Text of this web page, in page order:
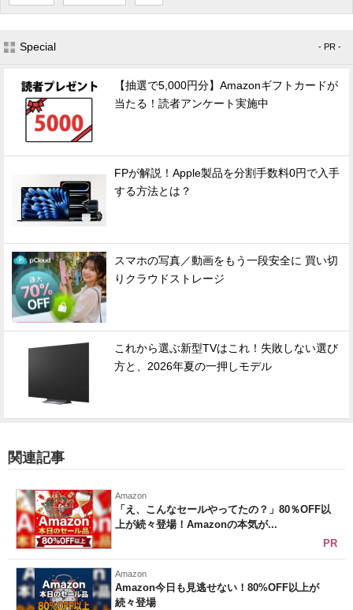
Special - PR -
【抽選で5,000円分】Amazonギフトカードが
当たる！読者アンケート実施中
FPが解説！Apple製品を分割手数料0円で入手
する方法とは？
スマホの写真／動画をもう一段安全に 買い切
りクラウドストレージ
これから選ぶ新型TVはこれ！失敗しない選び
方と、2026年夏の一押しモデル
関連記事
Amazon
「え、こんなセールやってたの？」80％OFF以
上が続々登場！Amazonの本気が...
PR
Amazon
Amazon今日も見逃せない！80%OFF以上が
続々登場